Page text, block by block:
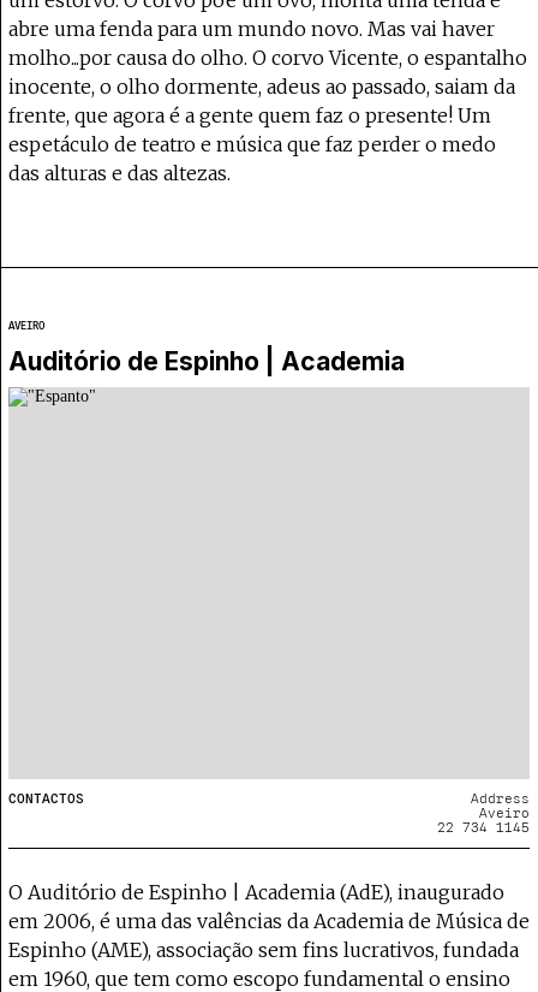
abre uma fenda para um mundo novo. Mas vai haver
molho...por causa do olho. O corvo Vicente, o espantalho
inocente, o olho dormente, adeus ao passado, saiam da
frente, que agora é a gente quem faz o presente! Um
espetáculo de teatro e música que faz perder o medo
das alturas e das altezas.
AVEIRO
Auditório de Espinho | Academia
CONTACTOS
Address
Aveiro
22 734 1145
O Auditório de Espinho | Academia (AdE), inaugurado
em 2006, é uma das valências da Academia de Música de
Espinho (AME), associação sem fins lucrativos, fundada
em 1960, que tem como escopo fundamental o ensino